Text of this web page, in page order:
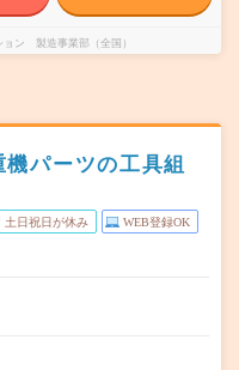
ン 製造事業部（全国）
機パーツの工具組
土日祝日が休み WEB登録OK